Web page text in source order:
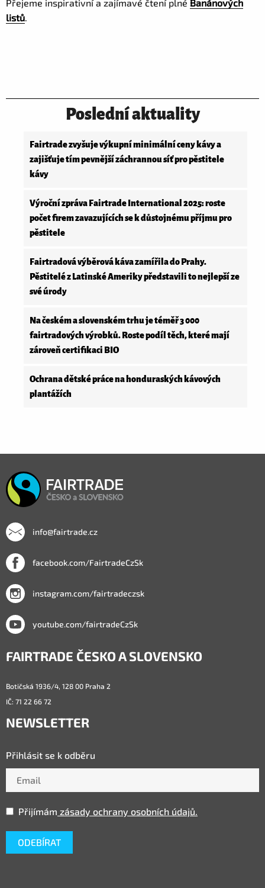
Poslední aktuality
Fairtrade zvyšuje výkupní minimální ceny kávy a
zajišťuje tím pevnější záchrannou síť pro pěstitele
kávy
Výroční zpráva Fairtrade International 2025: roste
počet firem zavazujících se k důstojnému příjmu pro
pěstitele
Fairtradová výběrová káva zamířila do Prahy.
Pěstitelé z Latinské Ameriky představili to nejlepší ze
své úrody
Na českém a slovenském trhu je téměř 3 000
fairtradových výrobků. Roste podíl těch, které mají
zároveň certifikaci BIO
Ochrana dětské práce na honduraských kávových
plantážích
Přejeme inspirativní a zajímavé čtení plné Banánových
listů.
info@fairtrade.cz
facebook.com/FairtradeCzSk
instagram.com/fairtradeczsk
youtube.com/fairtradeCzSk
FAIRTRADE ČESKO A SLOVENSKO
Botičská 1936/4, 128 00 Praha 2
IČ: 71 22 66 72
NEWSLETTER
Přihlásit se k odběru
Přijímám zásady ochrany osobních údajů.